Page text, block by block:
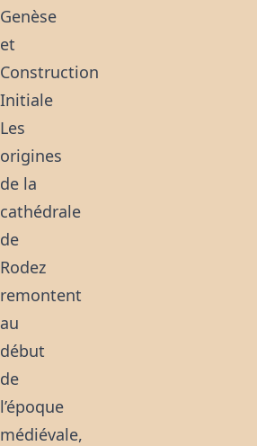
Genèse
et
Construction
Initiale
Les
origines
de la
cathédrale
de
Rodez
remontent
au
début
de
l’époque
médiévale,